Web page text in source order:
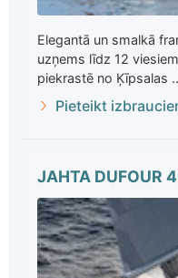
Elegantā un smalkā
uzņems līdz 12
piekrastē no Ķīpsalas
Pieteikt
JAHTA DUFOUR